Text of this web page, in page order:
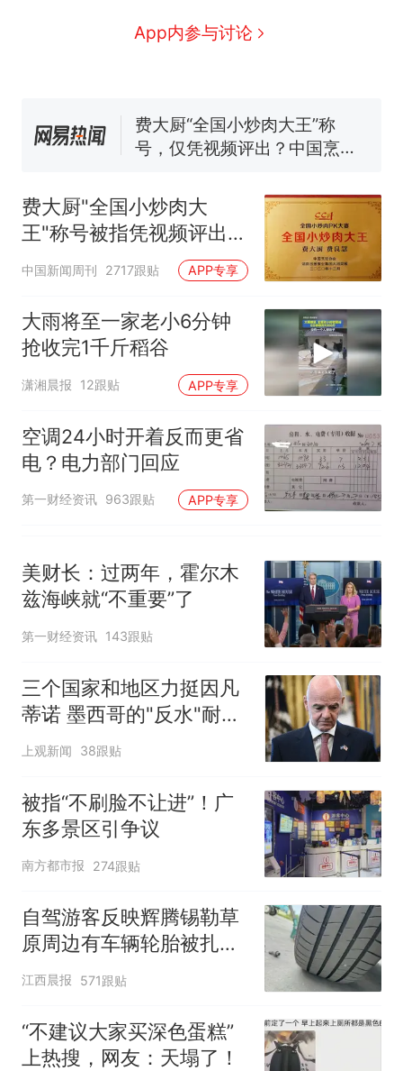
App内参与讨论
因老师一句“跟我回家”改写了
号，仅凭视频评出？中国烹饪
协会回应
佛山一中学招聘物理教师，笔
已叫停招聘，成立调查组全面
核查
笔试第一被第二名传话劝弃考
官方通报
空调24小时开着反而更省电？
电力部门回应
那个在床头放菜刀的女孩，
因老师一句“跟我回家”改写了
人生
费大厨"全国小炒肉大
王"称号被指凭视频评出
官方回应
中国新闻周刊 2717跟贴 APP专享
大雨将至一家老小6分钟
抢收完1千斤稻谷
潇湘晨报 12跟贴 APP专享
空调24小时开着反而更省
电？电力部门回应
第一财经资讯 963跟贴 APP专享
美财长：过两年，霍尔木
兹海峡就“不重要”了
第一财经资讯 143跟贴
三个国家和地区力挺因凡
蒂诺 墨西哥的"反水"耐人
寻味
上观新闻 38跟贴
被指“不刷脸不让进”！广
东多景区引争议
南方都市报 274跟贴
自驾游客反映辉腾锡勒草
原周边有车辆轮胎被扎，
修理店铺换胎价格高达千
元，官方发布情况通报
江西晨报 571跟贴
“不建议大家买深色蛋糕”
上热搜，网友：天塌了！